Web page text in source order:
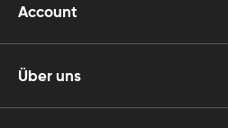
Account
Über uns